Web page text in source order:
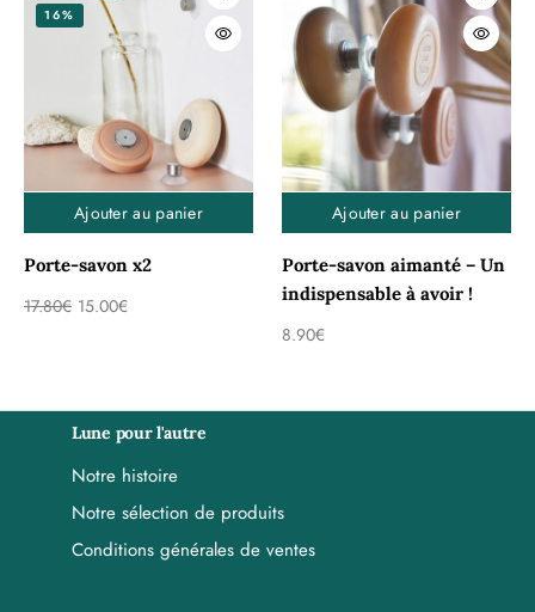
Ajouter au panier
16%
Porte-savon x2
17.80€ 15.00€
Ajouter au panier
Porte-savon aimanté – Un
indispensable à avoir !
8.90€
Lune pour l'autre
Notre histoire
Notre sélection de produits
Conditions générales de ventes